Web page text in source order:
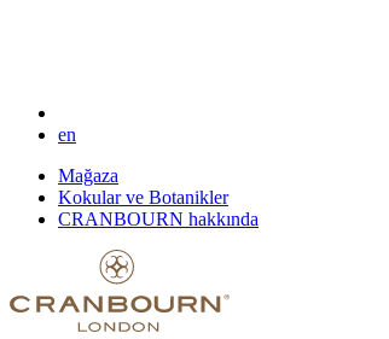
en
Mağaza
Kokular ve Botanikler
CRANBOURN hakkında